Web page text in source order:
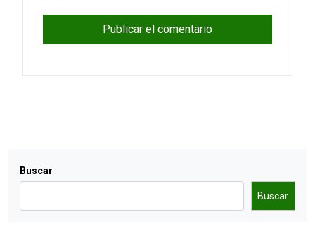
Buscar
Buscar